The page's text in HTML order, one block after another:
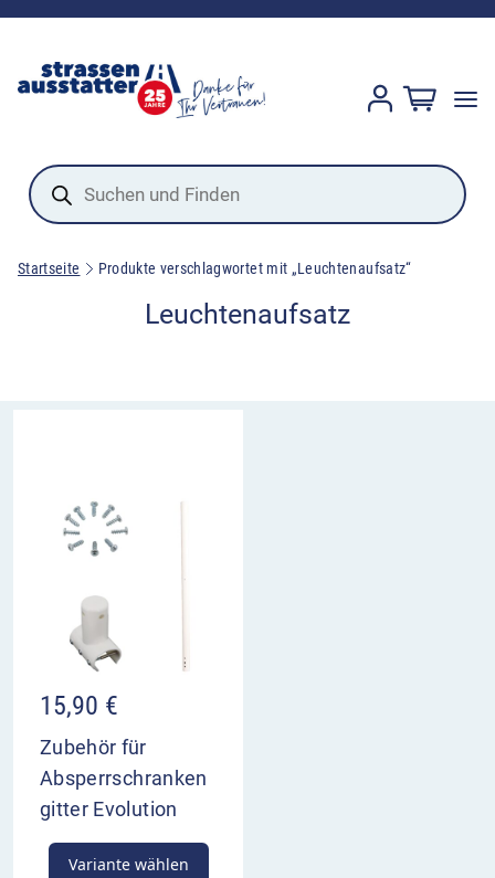
Products
search
Startseite Produkte verschlagwortet mit „Leuchtenaufsatz“
Leuchtenaufsatz
15,90 €
Zubehör für
Absperrschranken
gitter Evolution
Variante wählen